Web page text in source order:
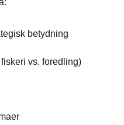
betydning
vs. foredling)